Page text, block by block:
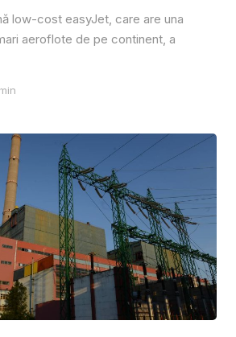
low-cost easyJet, care are una
aeroflote de pe continent, a
min